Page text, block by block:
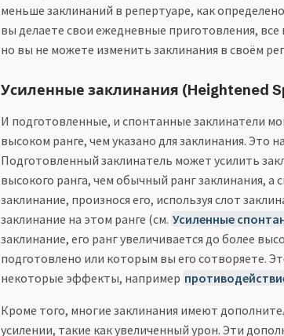
меньше заклинаний в репертуаре, как
вы делаете свои ежедневные приготовления,
но вы не можете изменить заклинания в своём
Усиленные заклинания (Heightened
И подготовленные, и спонтанные заклинатели
высоком ранге, чем указано для заклинания. Это
Подготовленный заклинатель может усилить
высокого ранга, чем обычный ранг заклинания,
заклинание, произнося его, используя слот
заклинание на этом ранге (см. Усиленные
заклинание, его ранг увеличивается до более
подготовлено или которым вы его сотворяете.
некоторые эффекты, например
Кроме того, многие заклинания имеют
усилении, такие как увеличенный урон. Эти